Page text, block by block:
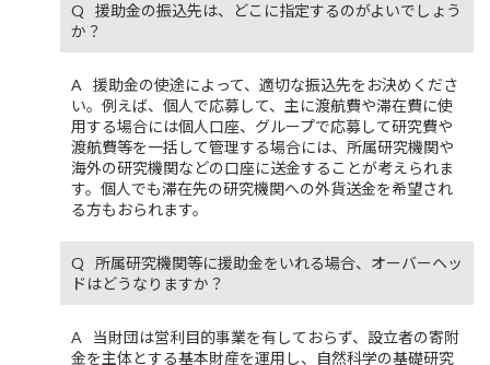
援助金の振込先は、どこに指定するのがよいでしょう
か？
援助金の使途によって、適切な振込先をお決めくださ
い。例えば、個人で応募して、主に渡航費や滞在費に使
用する場合には個人口座、グループで応募して研究費や
渡航費等を一括して管理する場合には、所属研究機関や
海外の研究機関などの口座に送金することが考えられま
す。個人でも滞在先の研究機関への外貨送金を希望され
る方もおられます。
所属研究機関等に援助金をいれる場合、オーバーヘッ
ドはどうなりますか？
当財団は営利目的事業を有しておらず、設立者の寄附
金を主体とする基本財産を運用し、自然科学の基礎研究